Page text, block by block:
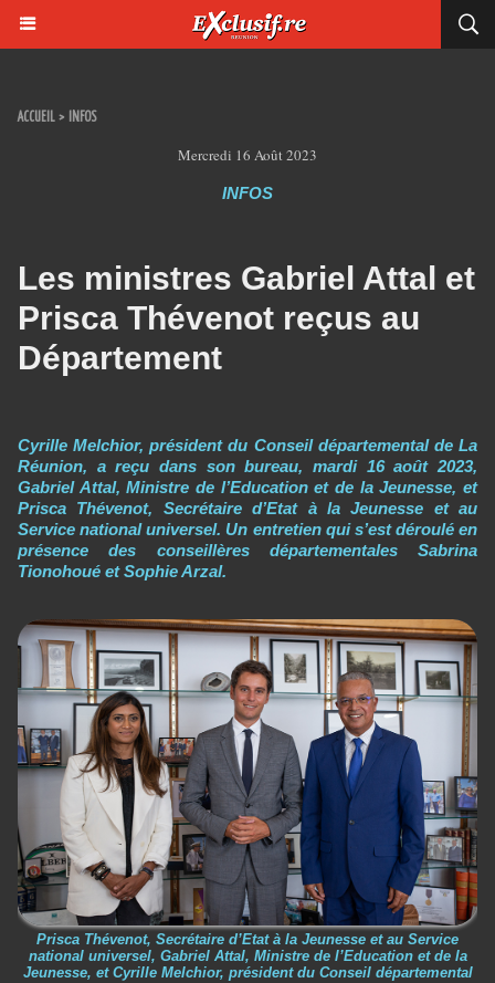
ACCUEIL > INFOS
Mercredi 16 Août 2023
INFOS
Les ministres Gabriel Attal et
Prisca Thévenot reçus au
Département
Cyrille Melchior, président du Conseil départemental de La
Réunion, a reçu dans son bureau, mardi 16 août 2023,
Gabriel Attal, Ministre de l’Education et de la Jeunesse, et
Prisca Thévenot, Secrétaire d’Etat à la Jeunesse et au
Service national universel. Un entretien qui s’est déroulé en
présence des conseillères départementales Sabrina
Tionohoué et Sophie Arzal.
Prisca Thévenot, Secrétaire d’Etat à la Jeunesse et au Service
national universel, Gabriel Attal, Ministre de l’Education et de la
Jeunesse, et Cyrille Melchior, président du Conseil départemental